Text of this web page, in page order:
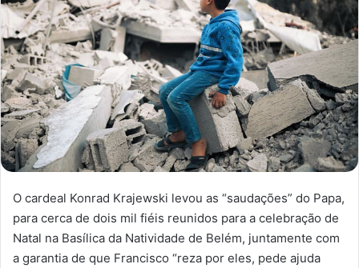
O cardeal Konrad Krajewski levou as “saudações” do Papa,
para cerca de dois mil fiéis reunidos para a celebração de
Natal na Basílica da Natividade de Belém, juntamente com
a garantia de que Francisco “reza por eles, pede ajuda